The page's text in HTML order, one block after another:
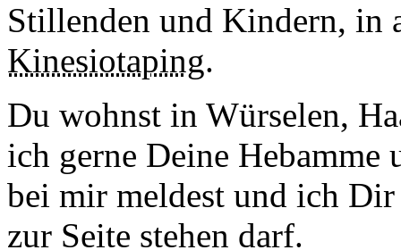
Stillenden und Kindern, in
Kinesiotaping.
Du wohnst in Würselen,
ich gerne Deine
bei mir meldest und ich
zur Seite stehen darf.